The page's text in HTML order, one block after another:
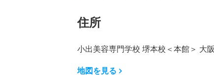
住所
小出美容専門学校 堺本校＜本館＞ 大
地図を見る